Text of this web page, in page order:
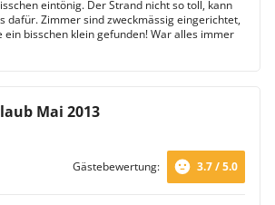
eintönig. Der Strand nicht so toll, kann
dafür. Zimmer sind zweckmässig eingerichtet,
ein bisschen klein gefunden! War alles immer
Mai 2013
Gästebewertung: 3.7 / 5.0